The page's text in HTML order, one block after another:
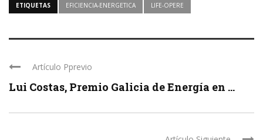
ETIQUETAS EFICIENCIA-ENERGETICA LIFE-OPERE
Artículo Pprevio
Lui Costas, Premio Galicia de Energía en ...